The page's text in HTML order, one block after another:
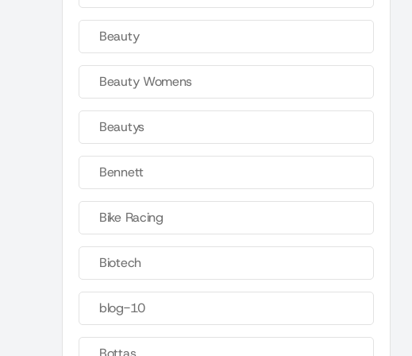
Beauty
Beauty Womens
Beautys
Bennett
Bike Racing
Biotech
blog-10